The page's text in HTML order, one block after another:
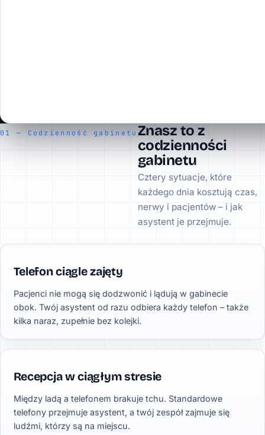
01 — Codzienność gabinetu Znasz to z
codzienności
gabinetu
Cztery sytuacje, które
każdego dnia kosztują czas,
nerwy i pacjentów – i jak
asystent je przejmuje.
Telefon ciągle zajęty
Pacjenci nie mogą się dodzwonić i lądują w gabinecie
obok. Twój asystent od razu odbiera każdy telefon – także
kilka naraz, zupełnie bez kolejki.
Recepcja w ciągłym stresie
Między ladą a telefonem brakuje tchu. Standardowe
telefony przejmuje asystent, a twój zespół zajmuje się
ludźmi, którzy są na miejscu.